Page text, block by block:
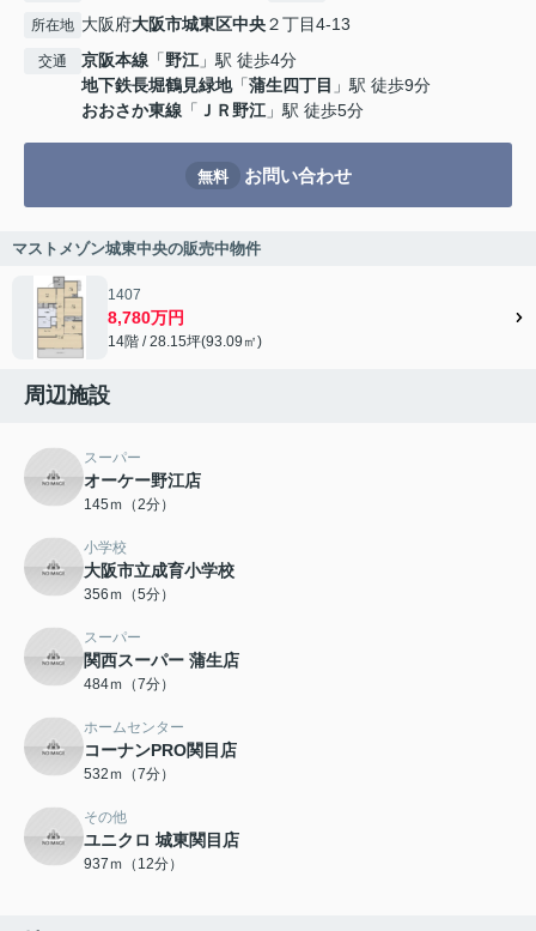
所在地 大阪府大阪市城東区中央２丁目4-13
交通 京阪本線 「野江」駅 徒歩4分
地下鉄長堀鶴見緑地「蒲生四丁目 」駅 徒歩9分
おおさか東線 「 ＪＲ野江」駅 徒歩5分
無料 お問い合わせ
マストメゾン城東中央の販売中物件
1407
8,780万円
14階 / 28.15坪(93.09㎡)
周辺施設
スーパー
オーケー野江店
145ｍ（2分）
小学校
大阪市立成育小学校
356ｍ（5分）
スーパー
関西スーパー 蒲生店
484ｍ（7分）
ホームセンター
コーナンPRO関目店
532ｍ（7分）
その他
ユニクロ 城東関目店
937ｍ（12分）